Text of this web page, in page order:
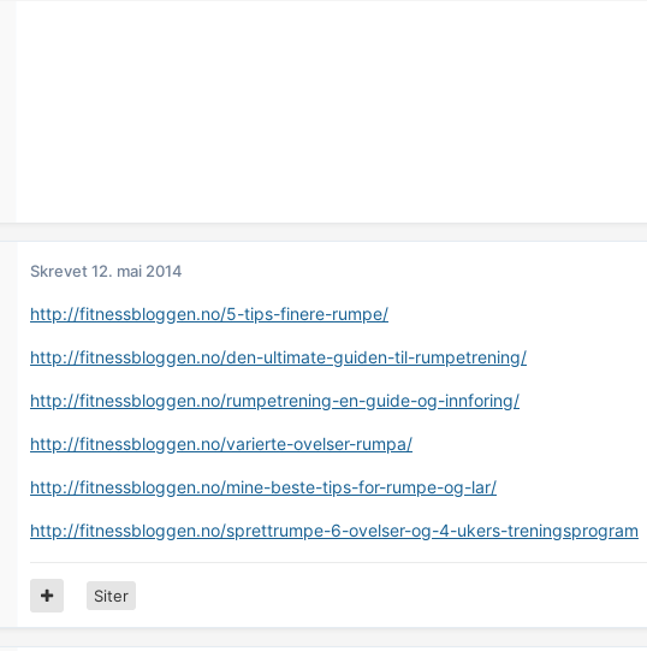
Skrevet12. mai 2014
http://fitnessbloggen.no/5-tips-finere-rumpe/
http://fitnessbloggen.no/den-ultimate-guiden-til-rumpetrening/
http://fitnessbloggen.no/rumpetrening-en-guide-og-innforing/
http://fitnessbloggen.no/varierte-ovelser-rumpa/
http://fitnessbloggen.no/mine-beste-tips-for-rumpe-og-lar/
http://fitnessbloggen.no/sprettrumpe-6-ovelser-og-4-ukers-treningsprogram
Siter